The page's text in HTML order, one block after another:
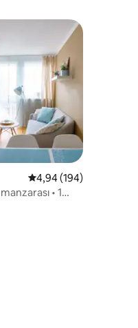
en beğenilenler arasında
5 üzerinden ortalama
4,94 (194)
• 1